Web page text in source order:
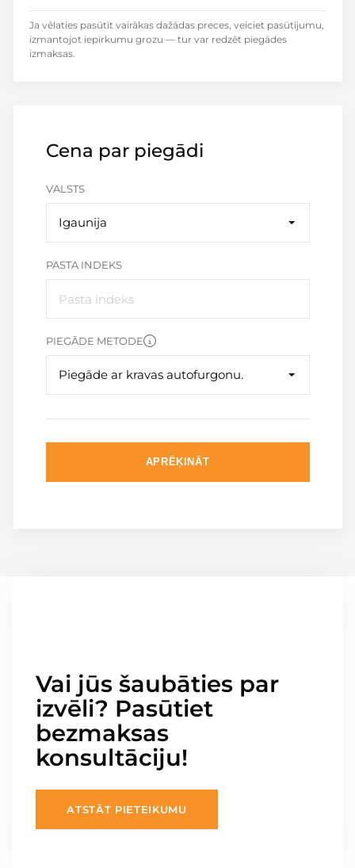
Cena par piegādi
VALSTS
Igaunija
PASTA INDEKS
PIEGĀDE METODE
Piegāde ar kravas autofurgonu.
APRĒĶINĀT
Ja vēlaties pasūtīt vairākas dažādas preces, veiciet pasūtījumu,
izmantojot iepirkumu grozu — tur var redzēt piegādes
izmaksas.
Vai jūs šaubāties par
izvēli? Pasūtiet
bezmaksas
konsultāciju!
ATSTĀT PIETEIKUMU